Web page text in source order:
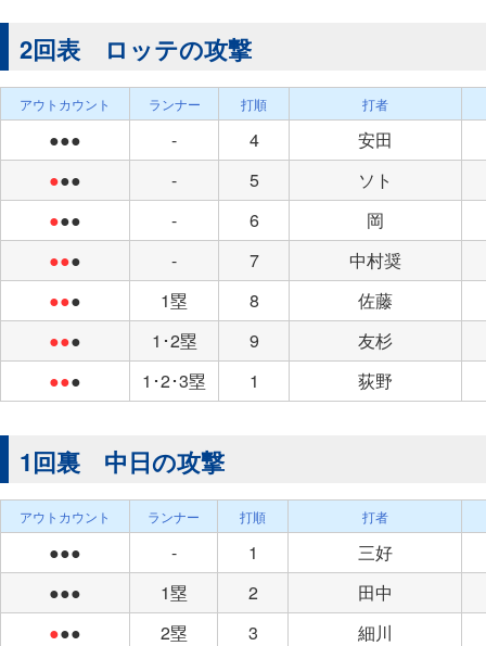
2回表 ロッテの攻撃
アウトカウント ランナー 打順 打者
●●● - 4
安田
●●● - 5
ソト
●●● - 6
岡
●●● - 7
中村奨
●●● 1塁 8
佐藤
●●● 1･2塁 9
友杉
●●● 1･2･3塁 1 荻野
1回裏 中日の攻撃
アウトカウント ランナー 打順 打者
●●● - 1
三好
●●●
1塁 2
田中
●●● 2塁 3
細川